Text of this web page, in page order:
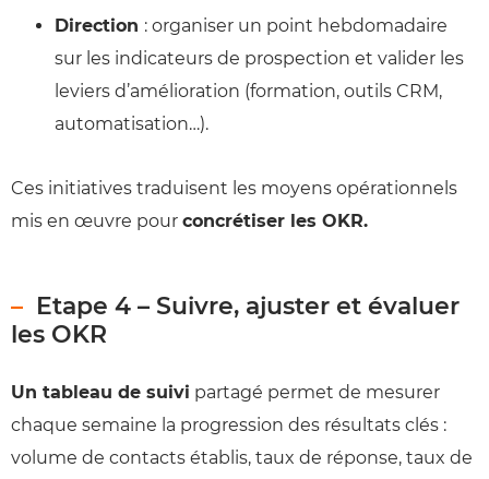
Direction : organiser un point hebdomadaire
sur les indicateurs de prospection et valider les
leviers d’amélioration (formation, outils CRM,
automatisation…).
Ces initiatives traduisent les moyens opérationnels
mis en œuvre pour concrétiser les OKR.
Etape 4 – Suivre, ajuster et évaluer
les OKR
Un tableau de suivi partagé permet de mesurer
chaque semaine la progression des résultats clés :
volume de contacts établis, taux de réponse, taux de